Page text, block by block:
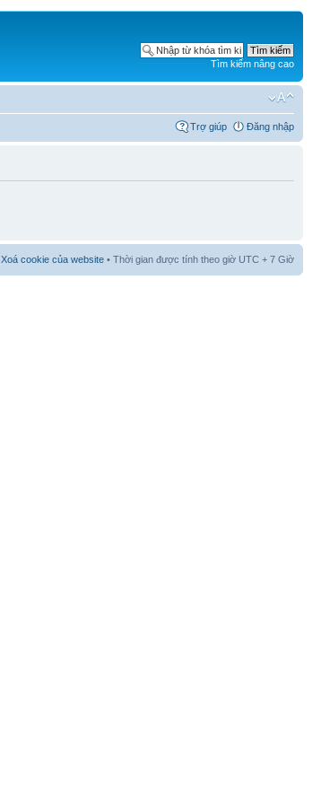
Tìm kiếm nâng cao
Trợ giúp Đăng nhập
Xoá cookie của website • Thời gian được tính theo giờ UTC + 7 Giờ